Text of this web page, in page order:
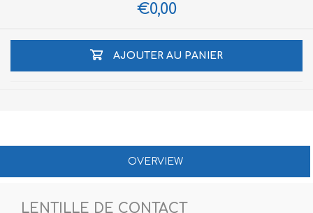
€0,00
AJOUTER AU PANIER
OVERVIEW
LENTILLE DE CONTACT